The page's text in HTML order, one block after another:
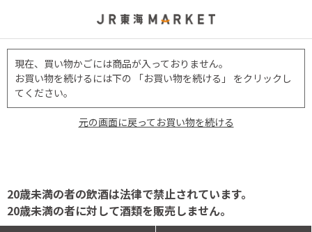
現在、買い物かごには商品が入っておりません。
お買い物を続けるには下の 「お買い物を続ける」 をクリックし
てください。
元の画面に戻ってお買い物を続ける
20歳未満の者の飲酒は法律で禁止されています。
20歳未満の者に対して酒類を販売しません。